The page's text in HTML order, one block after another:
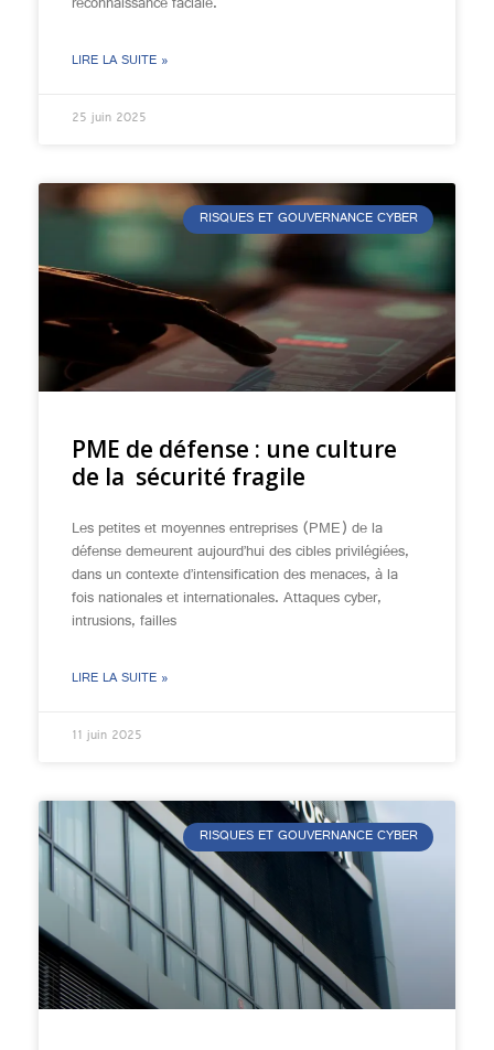
LIRE LA SUITE »
25 juin 2025
RISQUES ET GOUVERNANCE CYBER
PME de défense : une culture
de la sécurité fragile
Les petites et moyennes entreprises (PME) de la
défense demeurent aujourd’hui des cibles privilégiées,
dans un contexte d’intensification des menaces, à la
fois nationales et internationales. Attaques cyber,
intrusions, failles
LIRE LA SUITE »
11 juin 2025
RISQUES ET GOUVERNANCE CYBER